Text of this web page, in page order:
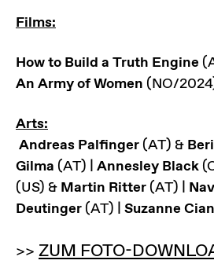
Films:
How to Build a Truth Engine
An Army of Women (NO/
Arts:
Andreas Palfinger (AT) &
Gilma (AT) | Annesley Black
(US) & Martin Ritter (AT) |
Deutinger (AT) | Suzanne
>> ZUM FOTO-